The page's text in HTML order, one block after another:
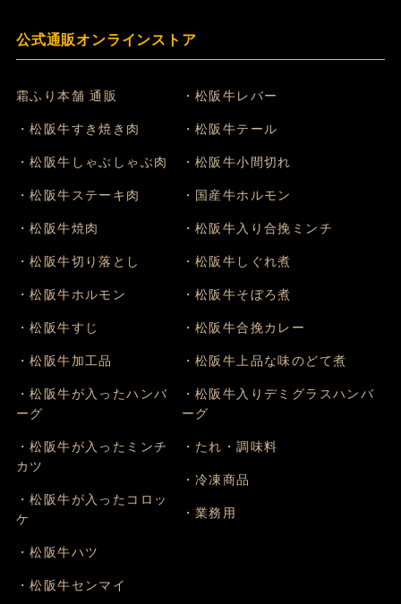
公式通販オンラインストア
霜ふり本舗 通販
・松阪牛すき焼き肉
・松阪牛しゃぶしゃぶ肉
・松阪牛ステーキ肉
・松阪牛焼肉
・松阪牛切り落とし
・松阪牛ホルモン
・松阪牛すじ
・松阪牛加工品
・松阪牛が入ったハンバ
ーグ
・松阪牛が入ったミンチ
カツ
・松阪牛が入ったコロッ
ケ
・松阪牛ハツ
・松阪牛センマイ
・松阪牛レバー
・松阪牛テール
・松阪牛小間切れ
・国産牛ホルモン
・松阪牛入り合挽ミンチ
・松阪牛しぐれ煮
・松阪牛そぼろ煮
・松阪牛合挽カレー
・松阪牛上品な味のどて煮
・松阪牛入りデミグラスハンバ
ーグ
・たれ・調味料
・冷凍商品
・業務用